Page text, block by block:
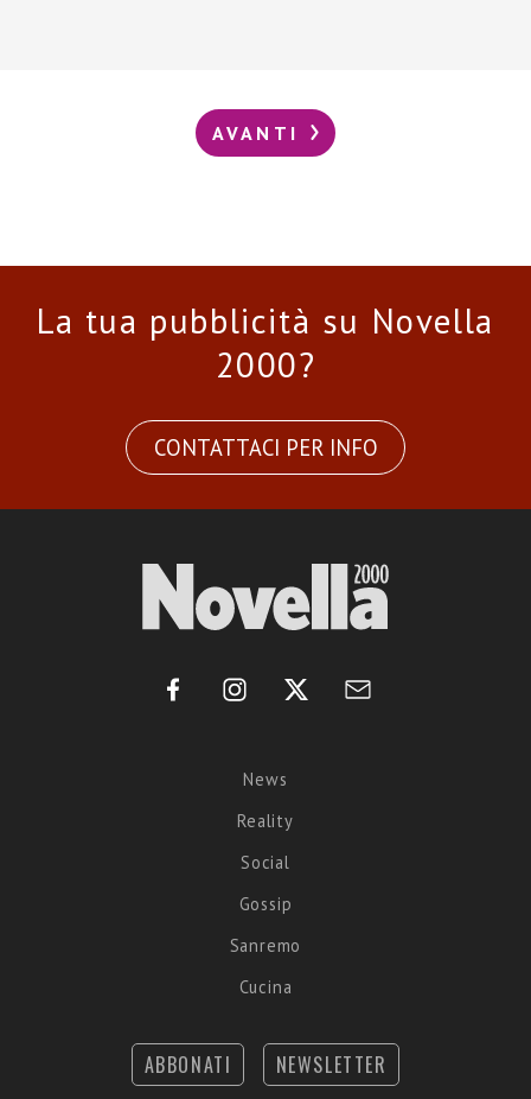
AVANTI
La tua pubblicità su Novella
2000?
CONTATTACI PER INFO
News
Reality
Social
Gossip
Sanremo
Cucina
ABBONATI NEWSLETTER